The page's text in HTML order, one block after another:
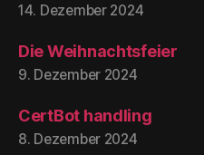
14. Dezember 2024
Die Weihnachtsfeier
9. Dezember 2024
CertBot handling
8. Dezember 2024